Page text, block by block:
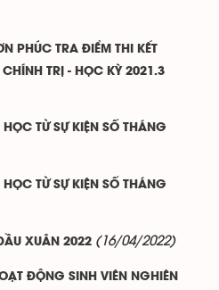
PHÚC TRA ĐIỂM THI KẾT
TRỊ - HỌC KỲ 2021.3
HỌC TỪ SỰ KIỆN SỐ THÁNG
HỌC TỪ SỰ KIỆN SỐ THÁNG
XUÂN 2022 (16/04/2022)
ĐỘNG SINH VIÊN NGHIÊN